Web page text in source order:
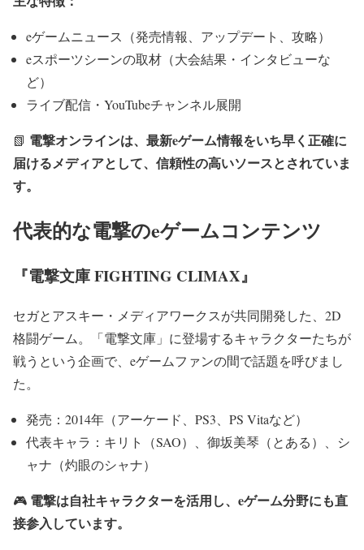
eゲームニュース（発売情報、アップデート、攻略）
eスポーツシーンの取材（大会結果・インタビューな
ど）
ライブ配信・YouTubeチャンネル展開
📗 電撃オンラインは、最新eゲーム情報をいち早く正確に
届けるメディアとして、信頼性の高いソースとされていま
す。
代表的な電撃のeゲームコンテンツ
『電撃文庫 FIGHTING CLIMAX』
セガとアスキー・メディアワークスが共同開発した、2D
格闘ゲーム。
「電撃文庫」に登場するキャラクターたちが
戦うという企画で、eゲームファンの間で話題を呼びまし
た。
発売：2014年（アーケード、PS3、PS Vitaなど）
代表キャラ：キリト（SAO）、御坂美琴（とある）、シ
ャナ（灼眼のシャナ）
🎮 電撃は自社キャラクターを活用し、eゲーム分野にも直
接参入しています。